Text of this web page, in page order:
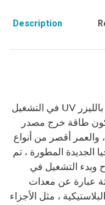
Description
كنوع جديد من الليزر ، تم وضع آلة الوسم بالليزر UV في التشغيل
طاقة خرج مصدر
والعمر أقصر من أنواع
الجديدة المطورة ، تم
وبدء التشغيل في
عبارة عن معدات
، مثل الأجزاء